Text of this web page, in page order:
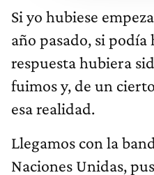
Si yo hubiese
año pasado, si podía
respuesta hubiera
fuimos y, de un
esa realidad.
Llegamos con la
Naciones Unidas,